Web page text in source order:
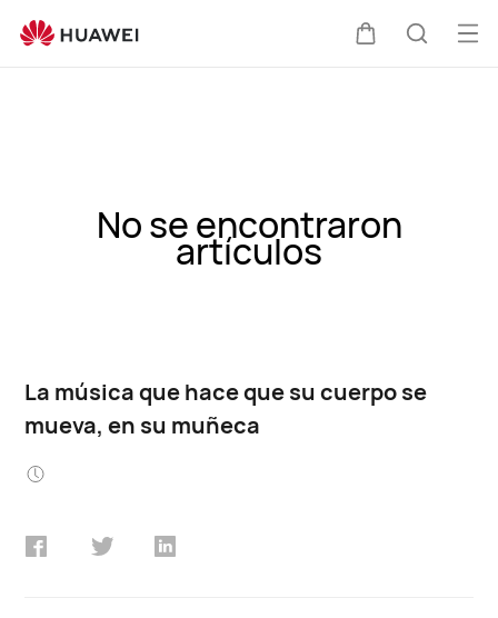
No se encontraron
artículos
La música que hace que su cuerpo se
mueva, en su muñeca